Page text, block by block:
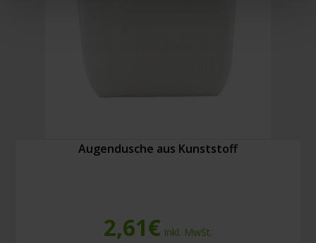
Augendusche aus Kunststoff
2,61€ Inkl. MwSt.